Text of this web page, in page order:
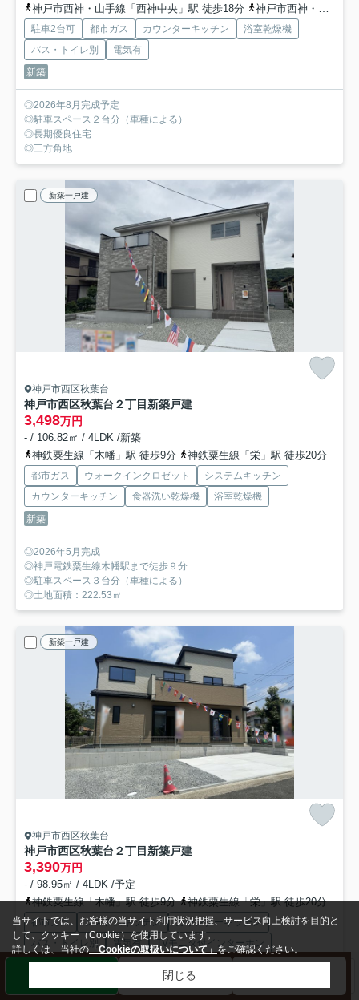
神戸市西神・山手線「西神中央」駅 徒歩18分
神戸市西神・山手線「西神中央」駅 バス7分 「美賀多台３丁目」 停歩3分
駐車2台可 都市ガス カウンターキッチン
浴室乾燥機
バス・トイレ別
電気有
新築
◎2026年8月完成予定
◎駐車スペース２台分（車種による）
◎長期優良住宅
◎三方角地
新築一戸建
神戸市西区秋葉台
神戸市西区秋葉台２丁目新築戸建
3,498万円
- / 106.82㎡ / 4LDK /新築
神鉄粟生線「木幡」駅 徒歩9分
神鉄粟生線「栄」駅 徒歩20分
都市ガス ウォークインクロゼット
システムキッチン
カウンターキッチン
食器洗い乾燥機
浴室乾燥機
新築
◎2026年5月完成
◎神戸電鉄粟生線木幡駅まで徒歩９分
◎駐車スペース３台分（車種による）
◎土地面積：222.53㎡
新築一戸建
神戸市西区秋葉台
神戸市西区秋葉台２丁目新築戸建
3,390万円
- / 98.95㎡ / 4LDK /予定
神鉄粟生線「木幡」駅 徒歩9分
神鉄粟生線「栄」駅 徒歩20分
都市ガス システムキッチン
カウンターキッチン
バス・トイレ別
電気有
TVモニタ付インターホン
新築
当サイトでは、お客様の当サイト利用状況把握、サービス向上検討を目的と
して、クッキー（Cookie）を使用しています。
詳しくは、当社の「Cookieの取扱いについて」をご確認ください。
閉じる